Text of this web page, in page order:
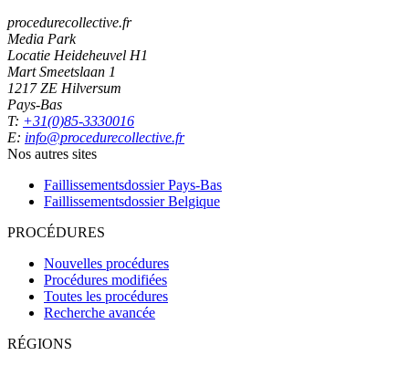
procedurecollective.fr
Media Park
Locatie Heideheuvel H1
Mart Smeetslaan 1
1217 ZE Hilversum
Pays-Bas
T: +31(0)85-3330016
E: info@procedurecollective.fr
Nos autres sites
Faillissementsdossier Pays-Bas
Faillissementsdossier Belgique
PROCÉDURES
Nouvelles procédures
Procédures modifiées
Toutes les procédures
Recherche avancée
RÉGIONS